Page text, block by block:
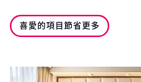
喜愛的項目節省更多